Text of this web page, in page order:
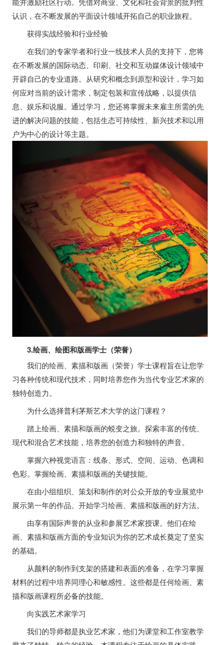
认识，在不断发展的平面设计领域开拓自己的职业旅程。
获得实战经验和行业经验
在我们的专家学者和行业一线技术人员的支持下，您将
在不断发展的国际动态、印刷、社交和互动媒体设计领域中
开辟自己的专业道路。从研究和概念到原型和设计，学习如
何应对当前的设计需求，制定包装和宣传战略，以提供信
息、娱乐和说服。通过学习，您还将掌握未来雇主所需的先
进的解决问题的技能，包括生态可持续性、新兴技术和以用
户为中心的设计等主题。
3.绘画、绘图和版画学士（荣誉）
我们的绘画、素描和版画（荣誉）学士课程旨在让您学
习各种传统和现代技术，同时培养您作为当代专业艺术家的
独特创造力。
为什么选择普利茅斯艺术大学的这门课程？
踏上绘画、素描和版画的蜕变之旅。探索丰富的传统、
现代和混合艺术技能，培养您的创造力和独特的声音。
掌握六种视觉语言：线条、形式、空间、运动、色调和
色彩。掌握绘画、素描和版画的关键技能。
在由小组组织、策划和制作的对公众开放的专业展览中
展示第一年的作品。开始学习绘画、素描和版画的好方法。
由享有国际声誉的从业和参展艺术家授课。他们在绘
画、素描和版画方面的专业知识为你的艺术成长奠定了坚实
的基础。
从颜料的制作到支架的搭建和表面的准备，在学习掌握
材料的过程中培养同理心和敏感性。这些都是任何绘画、素
描和版画课程所必备的技能。
向实践艺术家学习
我们的导师都是执业艺术家，他们为课堂和工作室教学